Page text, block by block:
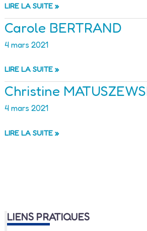
STÉPHANIE
MOAL
LIRE LA SUITE »
Carole BERTRAND
4 mars 2021
CAROLE
BERTRAND
LIRE LA SUITE »
Christine
4 mars 2021
CHRISTINE
LIRE LA SUITE »
LIENS PRATIQUES